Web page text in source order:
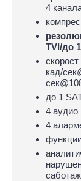
4
TVI/до
кад/
до 1
4 аудио
4